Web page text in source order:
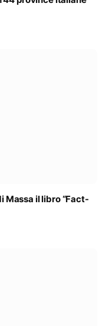
Massa il libro “Fact-